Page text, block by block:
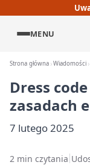
MENU
Strona główna Wiadomości
Dress
zasadach
7 lutego 2025
2 min czytania